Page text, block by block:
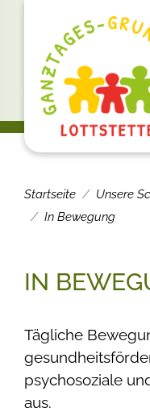
Startseite Unsere
In Bewegung
IN
Tägliche
psychosoziale
aus.